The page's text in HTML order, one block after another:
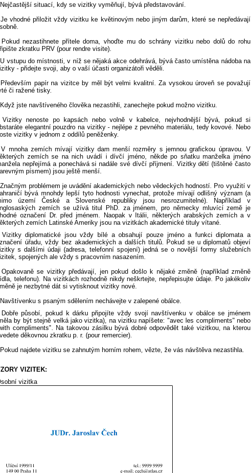
situací, kdy se vizitky vyměňují, bývá představování.
vhodné přiložit vždy vizitku ke květinovým nebo jiným darům, které se nepředávají
nezastihnete přítele doma, vhoďte mu do schrány vizitku nebo dolů do rohu
zkratku PRV (pour rendre visite).
vstupu do místnosti, v níž se nějaká akce odehrává, bývá často umístěna nádoba na
- přidejte svoji, aby o vaší účasti organizátoři věděli.
papír na vizitce by měl být velmi kvalitní. Za vysokou úroveň se považují
či ražené tisky.
jste navštíveného člověka nezastihli, zanechejte pokud možno vizitku.
nenoste po kapsách nebo volně v kabelce, nejvhodnější bývá, pokud si
elegantní pouzdro na vizitky - nejlépe z pevného materiálu, tedy kovové. Nebo
vizitky v jednom z oddílů peněženky.
mnoha zemích mívají vizitky dam menší rozměry s jemnou grafickou úpravou. V
zemích se na nich uvádí i dívčí jméno, někde po sňatku manželka jméno
nepřejímá a ponechává si nadále své dívčí příjmení. Vizitky dětí (tištěné často
písmem) jsou ještě menší.
problémem je uvádění akademických nebo vědeckých hodností. Pro využití v
bývá mnohdy lepší tyto hodnosti vynechat, protože mívají odlišný význam (a
území České a Slovenské republiky jsou nesrozumitelné). Například v
zemích se užívá titul PhD. za jménem, pro německy mluvící země je
označení Dr. před jménem. Naopak v Itálii, některých arabských zemích a v
zemích Latinské Ameriky jsou na vizitkách akademické tituly vítané.
diplomatické jsou vždy bílé a obsahují pouze jméno a funkci diplomata a
úřadu, vždy bez akademických a dalších titulů. Pokud se u diplomatů objeví
s dalšími údaji (adresa, telefonní spojení) jedná se o novější formy služebních
spojených ale vždy s pracovním nasazením.
se vizitky předávají, jen pokud došlo k nějaké změně (například změně
telefonu). Na vizitkách rozhodně nikdy neškrtejte, nepřepisujte údaje. Po jakékoliv
je nezbytné dát si vytisknout vizitky nové.
s psaným sdělením nechávejte v zalepené obálce.
působí, pokud k dárku připojíte vždy svojí navštívenku v obálce se jménem
by být stejně velká jako vizitka), na vizitku napíšete: "avec les compliments" nebo
compliments". Na takovou zásilku bývá dobré odpovědět také vizitkou, na kterou
děkovnou zkratku p. r. (pour remercier).
najdete vizitku se zahnutým horním rohem, vězte, že vás návštěva nezastihla.
VIZITEK:
vizitka